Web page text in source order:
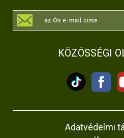
KÖZÖSSÉGI
Adatvédelmi